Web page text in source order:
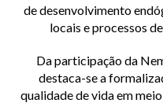
de desenvolvimento
locais e processos
Da participação da
destaca-se a
qualidade de vida em